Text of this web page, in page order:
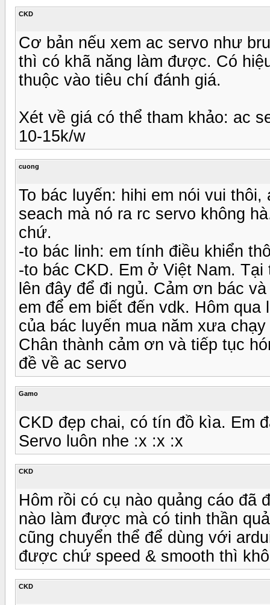
CKD
Cơ bản nếu xem ac servo như
thì có khã năng làm được. Có
thuộc vào tiêu chí đánh giá.
Xét về giá có thể tham khảo: ac
10-15k/w
cuong
To bác luyến: hihi em nói vui
seach mà nó ra rc servo không
chứ.
-to bác linh: em tính điều khiển
-to bác CKD. Em ở Việt Nam.
lên đây để đi ngủ. Cảm ơn bác
em để em biết đến vdk. Hôm
của bác luyến mua năm xưa
Chân thành cảm ơn và tiếp tục
đề về ac servo
Gamo
CKD đẹp chai, có tín đồ kìa. Em
Servo luôn nhe :x :x :x
CKD
Hôm rồi có cụ nào quảng cáo đã
nào làm được mà có tinh thần
cũng chuyển thể để dùng với
được chứ speed & smooth thì
CKD